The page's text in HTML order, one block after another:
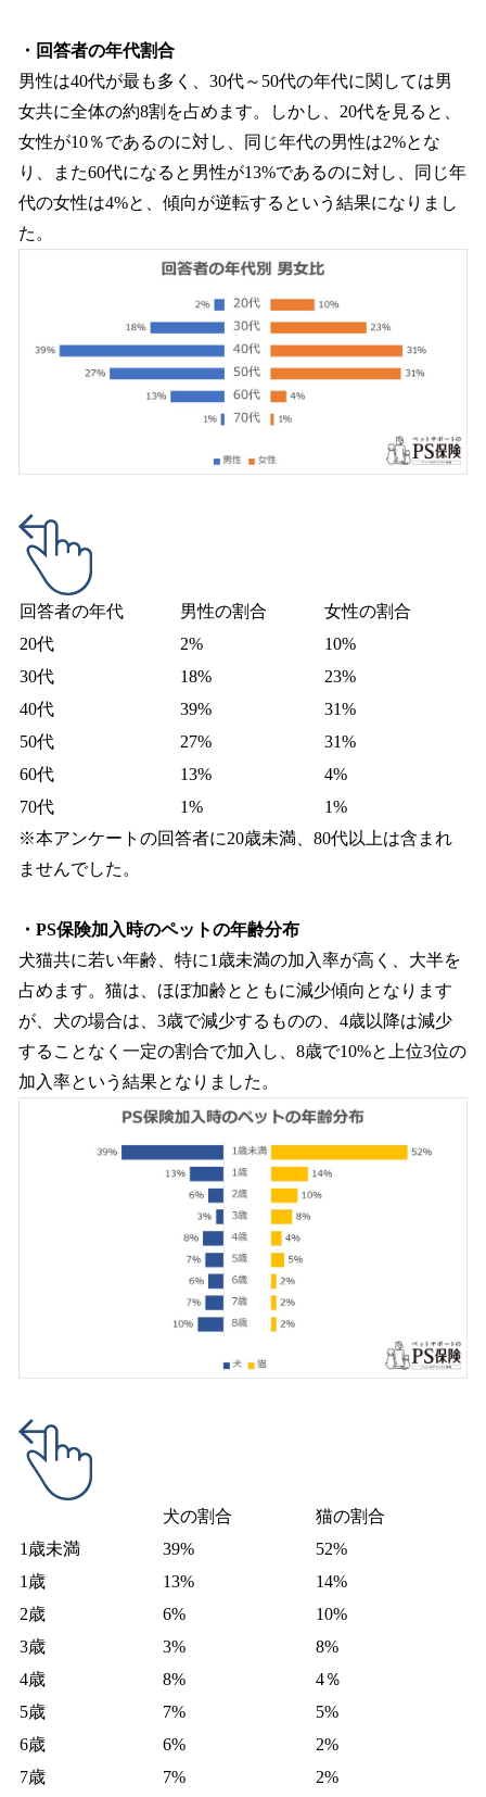
・回答者の年代割合
男性は40代が最も多く、30代～50代の年代に関しては男
女共に全体の約8割を占めます。しかし、20代を見ると、
女性が10％であるのに対し、同じ年代の男性は2%とな
り、また60代になると男性が13%であるのに対し、同じ年
代の女性は4%と、傾向が逆転するという結果になりまし
た。
回答者の年代 男性の割合
女性の割合
20代
2%
10%
30代
18%
23%
40代
39%
31%
50代
27%
31%
60代
13%
4%
70代
1%
1%
※本アンケートの回答者に20歳未満、80代以上は含まれ
ませんでした。
・PS保険加入時のペットの年齢分布
犬猫共に若い年齢、特に1歳未満の加入率が高く、大半を
占めます。猫は、ほぼ加齢とともに減少傾向となります
が、犬の場合は、3歳で減少するものの、4歳以降は減少
することなく一定の割合で加入し、8歳で10%と上位3位の
加入率という結果となりました。
犬の割合
猫の割合
1歳未満
39%
52%
1歳
13%
14%
2歳
6%
10%
3歳
3%
8%
4歳
8%
4％
5歳
7%
5%
6歳
6%
2%
7歳
7% 2%